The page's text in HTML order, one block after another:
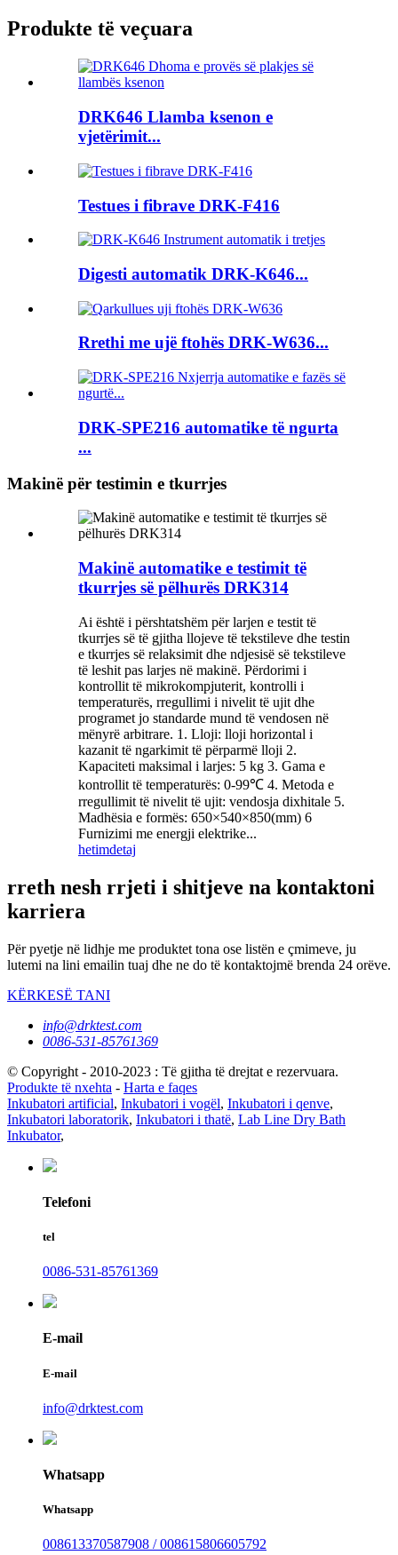
Produkte të veçuara
DRK646 Llamba ksenon e
vjetërimit...
Testues i fibrave DRK-F416
Digesti automatik DRK-K646...
Rrethi me ujë ftohës DRK-W636...
DRK-SPE216 automatike të ngurta
...
Makinë për testimin e tkurrjes
Makinë automatike e testimit të
tkurrjes së pëlhurës DRK314
Ai është i përshtatshëm për larjen e testit të
tkurrjes së të gjitha llojeve të tekstileve dhe testin
e tkurrjes së relaksimit dhe ndjesisë së tekstileve
të leshit pas larjes në makinë. Përdorimi i
kontrollit të mikrokompjuterit, kontrolli i
temperaturës, rregullimi i nivelit të ujit dhe
programet jo standarde mund të vendosen në
mënyrë arbitrare. 1. Lloji: lloji horizontal i
kazanit të ngarkimit të përparmë lloji 2.
Kapaciteti maksimal i larjes: 5 kg 3. Gama e
kontrollit të temperaturës: 0-99℃ 4. Metoda e
rregullimit të nivelit të ujit: vendosja dixhitale 5.
Madhësia e formës: 650×540×850(mm) 6
Furnizimi me energji elektrike...
hetimdetaj
rreth nesh rrjeti i shitjeve na kontaktoni
karriera
Për pyetje në lidhje me produktet tona ose listën e çmimeve, ju
lutemi na lini emailin tuaj dhe ne do të kontaktojmë brenda 24 orëve.
KËRKESË TANI
info@drktest.com
0086-531-85761369
© Copyright - 2010-2023 : Të gjitha të drejtat e rezervuara.
Produkte të nxehta - Harta e faqes
Inkubatori artificial, Inkubatori i vogël, Inkubatori i qenve,
Inkubatori laboratorik, Inkubatori i thatë, Lab Line Dry Bath
Inkubator,
Telefoni
tel
0086-531-85761369
E-mail
E-mail
info@drktest.com
Whatsapp
Whatsapp
008613370587908 / 008615806605792